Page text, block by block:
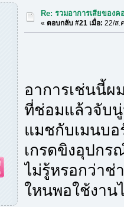
Re: รวมอาการเสียของ
«ตอบกลับ #21 เมื่อ: 22/ส.
อาการเช่นนี้ผ
ที่ช่อมแล้วจับ
แมชกับเมนบอ
เกรดขิงอุปกร
ไม่รู้หรอกว่า
ใหนพอใช้งาน